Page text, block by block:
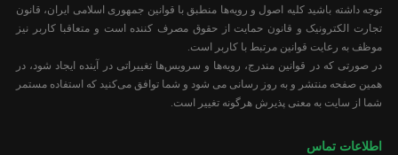
توجه داشته باشید کلیه اصول و رویه‏‌ها منطبق با قوانین جمهوری اسلامی ایران، قانون
تجارت الکترونیک و قانون حمایت از حقوق مصرف کننده است و متعاقبا کاربر نیز
موظف به رعایت قوانین مرتبط با کاربر است.
در صورتی که در قوانین مندرج، رویه‏‌ها و سرویس‏‌ها تغییراتی در آینده ایجاد شود، در
همین صفحه منتشر و به روز رسانی می شود و شما توافق می‏‌کنید که استفاده مستمر
شما از سایت به معنی پذیرش هرگونه تغییر است.
اطلاعات تماس